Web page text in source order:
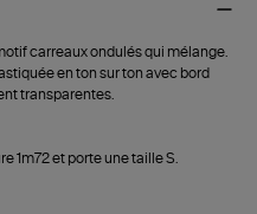
carreaux ondulés qui mélange.
en ton sur ton avec bord
transparentes.
1m72 et porte une taille S.